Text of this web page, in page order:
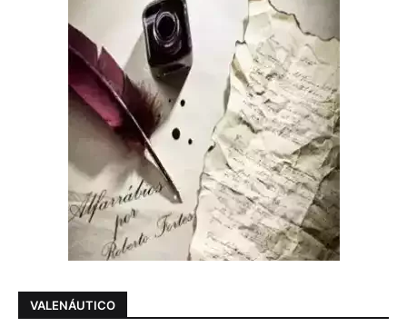
VALENÁUTICO